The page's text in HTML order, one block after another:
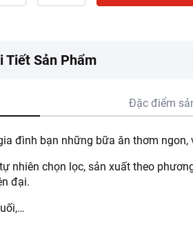
Tiết Sản Phẩm
Đặc điểm
đình bạn những bữa ăn thơm
nhiên chọn lọc, sản xuất theo
đại.